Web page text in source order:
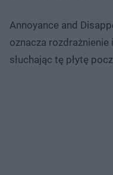
Annoyance and
oznacza
słuchając tę płytę